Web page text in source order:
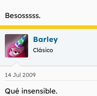
a
Besosssss.
Barley
Clásico
14 Jul 2009
Qué insensible.